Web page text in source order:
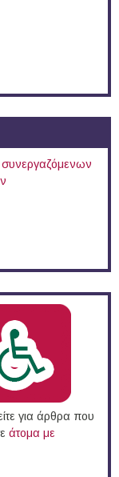
για άρθρα που
άτομα με